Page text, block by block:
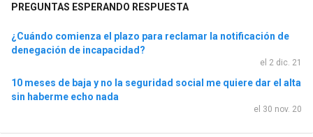
PREGUNTAS ESPERANDO RESPUESTA
¿Cuándo comienza el plazo para reclamar la notificación de
denegación de incapacidad?
el 2 dic. 21
10 meses de baja y no la seguridad social me quiere dar el alta
sin haberme echo nada
el 30 nov. 20